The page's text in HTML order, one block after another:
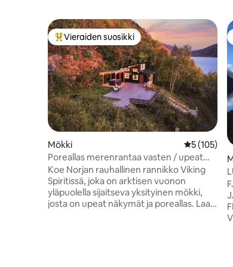
Vieraiden suosikkien parhaimmistoa
Vieraiden suosikki
Mökki
5 (105)
Poreallas merenrantaa vasten / upeat
näkymät vuonolle / yksityinen
Koe Norjan rauhallinen rannikko Viking
Spiritissä, joka on arktisen vuonon
yläpuolella sijaitseva yksityinen mökki,
josta on upeat näkymät ja poreallas. Laaja